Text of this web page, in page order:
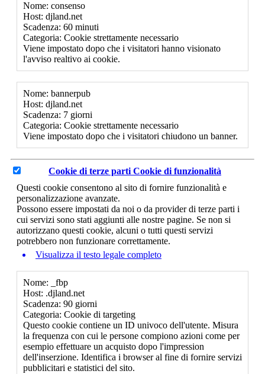
Nome: consenso
Host: djland.net
Scadenza: 60 minuti
Categoria: Cookie strettamente necessario
Viene impostato dopo che i visitatori hanno visionato
l'avviso realtivo ai cookie.
Nome: bannerpub
Host: djland.net
Scadenza: 7 giorni
Categoria: Cookie strettamente necessario
Viene impostato dopo che i visitatori chiudono un banner.
Cookie di terze parti Cookie di funzionalità
Questi cookie consentono al sito di fornire funzionalità e
personalizzazione avanzate.
Possono essere impostati da noi o da provider di terze parti i
cui servizi sono stati aggiunti alle nostre pagine. Se non si
autorizzano questi cookie, alcuni o tutti questi servizi
potrebbero non funzionare correttamente.
Visualizza il testo legale completo
Nome: _fbp
Host: .djland.net
Scadenza: 90 giorni
Categoria: Cookie di targeting
Questo cookie contiene un ID univoco dell'utente. Misura
la frequenza con cui le persone compiono azioni come per
esempio effettuare un acquisto dopo l'impression
dell'inserzione. Identifica i browser al fine di fornire servizi
pubblicitari e statistici del sito.